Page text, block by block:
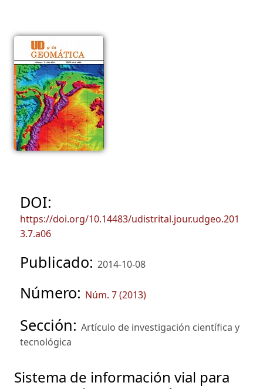
DOI:
https://doi.org/10.14483/udistrital.jour.udgeo.201
3.7.a06
Publicado: 2014-10-08
Número: Núm. 7 (2013)
Sección: Artículo de investigación científica y
tecnológica
Sistema de información vial para